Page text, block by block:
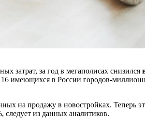
затрат, за год в мегаполисах снизился
16 имеющихся в России городов-
на продажу в новостройках. Теперь
следует из данных аналитиков.